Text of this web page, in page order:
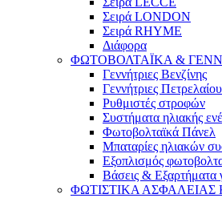
Σειρά LONDON
Σειρά RHYME
Διάφορα
ΦΩΤΟΒΟΛΤΑΪΚΑ &
Γεννήτριες Βενζίνης
Γεννήτριες Πετρελαίου
Ρυθμιστές στροφών
Συστήματα ηλιακής
Φωτοβολταϊκά Πάνελ
Μπαταρίες ηλιακών
Εξοπλισμός
Βάσεις & Εξαρτήματα
ΦΩΤΙΣΤΙΚΑ